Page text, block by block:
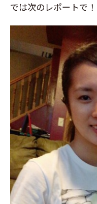
では次のレポートで！